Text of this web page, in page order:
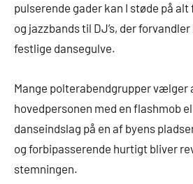
pulserende gader kan I støde på
og jazzbands til DJ’s, der
festlige dansegulve.
Mange polterabendgrupper vælger
hovedpersonen med en flashmob
danseindslag på en af byens
og forbipasserende hurtigt bliver
stemningen.